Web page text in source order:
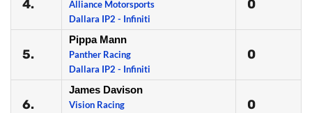
4.
Alliance Motorsports
Dallara IP2 - Infiniti
0
5.
Pippa Mann
Panther Racing
Dallara IP2 - Infiniti
0
6.
James Davison
Vision Racing
0